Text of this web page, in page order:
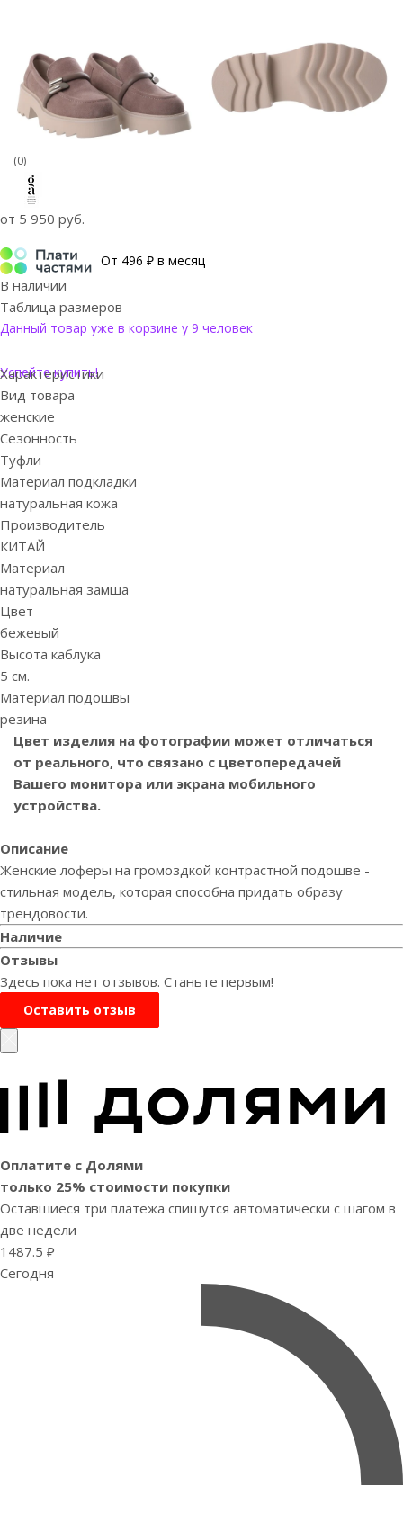
(0)
от 5 950 руб.
От 496 ₽ в месяц
В наличии
Таблица размеров
Данный товар уже в корзине у 9 человек
Успейте купить!
Характеристики
Вид товара
женские
Сезонность
Туфли
Материал подкладки
натуральная кожа
Производитель
КИТАЙ
Материал
натуральная замша
Цвет
бежевый
Высота каблука
5 см.
Материал подошвы
резина
Цвет изделия на фотографии может отличаться
от реального, что связано с цветопередачей
Вашего монитора или экрана мобильного
устройства.
Описание
Женские лоферы на громоздкой контрастной подошве -
стильная модель, которая способна придать образу
трендовости.
Наличие
Отзывы
Здесь пока нет отзывов. Станьте первым!
Оставить отзыв
Оплатите с Долями
только 25% стоимости покупки
Оставшиеся три платежа спишутся автоматически с шагом в
две недели
1487.5 ₽
Сегодня